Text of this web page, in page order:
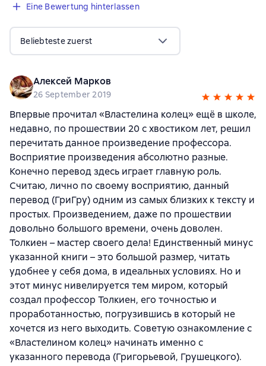
Eine Bewertung hinterlassen
Beliebteste zuerst
Алексей Марков
26 September 2019
Впервые прочитал «Властелина колец» ещё в школе,
недавно, по прошествии 20 с хвостиком лет, решил
перечитать данное произведение профессора.
Восприятие произведения абсолютно разные.
Конечно перевод здесь играет главную роль.
Считаю, лично по своему восприятию, данный
перевод (ГриГру) одним из самых близких к тексту и
простых. Произведением, даже по прошествии
довольно большого времени, очень доволен.
Толкиен – мастер своего дела! Единственный минус
указанной книги – это большой размер, читать
удобнее у себя дома, в идеальных условиях. Но и
этот минус нивелируется тем миром, который
создал профессор Толкиен, его точностью и
проработанностью, погрузившись в который не
хочется из него выходить. Советую ознакомление с
«Властелином колец» начинать именно с
указанного перевода (Григорьевой, Грушецкого).